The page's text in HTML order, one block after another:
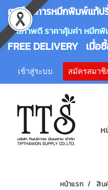
ศูนย์บริการหมึกพิมพ์แท้ป
คุณภาพดี ราคาคุ้มค่า หมึกพิ
FREE DELIVERY เมื่
เข้าสู่ระบบ สมัครสมาชิ
ห
หน้าแรก สิน